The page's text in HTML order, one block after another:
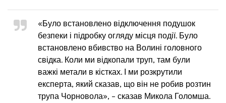
«Було встановлено відключення подушок
безпеки і підробку огляду місця події. Було
встановлено вбивство на Волині головного
свідка. Коли ми відкопали труп, там були
важкі метали в кістках. І ми розкрутили
експерта, який сказав, що він не робив розтин
трупа Чорновола», – сказав Микола Голомша.